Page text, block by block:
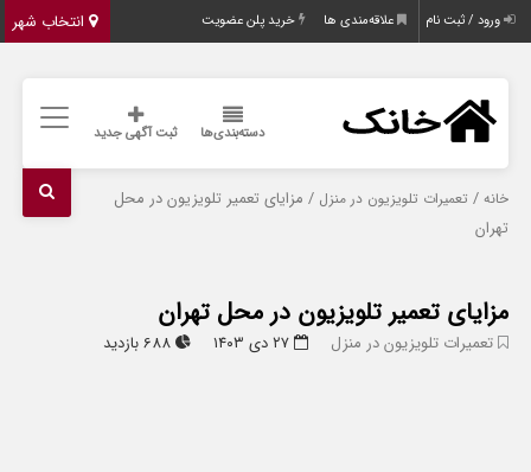
انتخاب شهر ورود / ثبت نام علاقه‌مندی ها خرید پلن عضویت
دسته‌بندی‌ها ثبت آگهی جدید
خانه / تعمیرات تلویزیون در منزل / مزایای تعمیر تلویزیون در محل
تهران
مزایای تعمیر تلویزیون در محل تهران
تعمیرات تلویزیون در منزل ۲۷ دی ۱۴۰۳ 688 بازدید